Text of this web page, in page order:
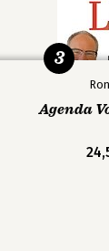
Agenda
3